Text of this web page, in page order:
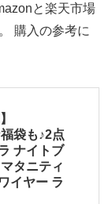
と楽天市場
購入の参考に
袋も♪2点
ナイトブ
タニティ
イヤー ラ